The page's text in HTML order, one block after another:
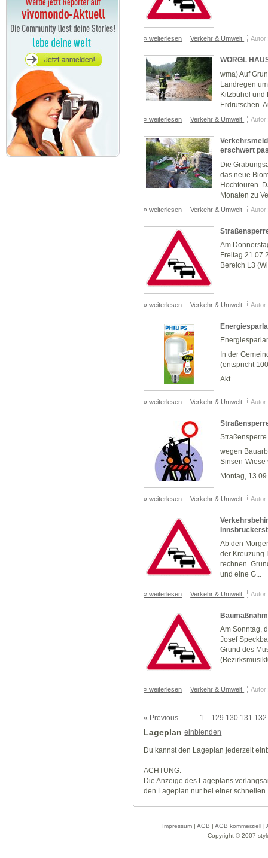
» weiterlesen Verkehr & Umwelt
WÖRGL
wma) Auf
Landregen
Kitzbühel und
Erdrutschen.
» weiterlesen Verkehr & Umwelt
erschwert
Die
das neue
Hochtouren.
Monaten zu
» weiterlesen Verkehr & Umwelt
Am
Freitag
Bereich L3
» weiterlesen Verkehr & Umwelt
In der
(entspricht
Akt...
» weiterlesen Verkehr & Umwelt
wegen
Sinsen-Wiese
Montag,
» weiterlesen Verkehr & Umwelt
Ab den
der Kreuzung
rechnen.
und eine G...
» weiterlesen Verkehr & Umwelt
Am Sonntag,
Josef
Grund des
» weiterlesen Verkehr & Umwelt
« Previous 1... 129 130 131 132
Lageplan einblenden
Du kannst den Lageplan jederzeit
ACHTUNG:
Die Anzeige des Lageplans
den Lageplan nur bei einer
Impressum| AGB | AGB kommerziell|
Copyright © 2007